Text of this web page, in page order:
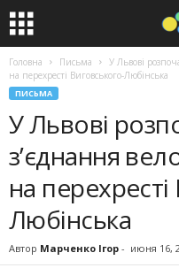
Головна Письма
У Львові
на перехресті Виговського-Любінська
ПИСЬМА
У Львові
з’єднання
на
Любінська
Автор Марченко Ігор - июня 16,